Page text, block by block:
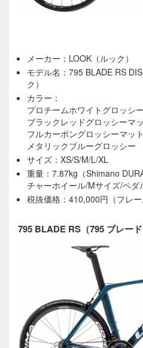
メーカー：LOOK（ルック）
モデル名：795 BLADE RS
ク）
カラー：
プロチームホワイトグロッシー
ブラックレッドグロッシーマ
フルカーボングロッシーマット
メタリックブルーグロッシー
サイズ：XS/S/M/L/XL
重量：7.87kg（Shimano
チャーホイール/Mサイズ/ペダ
税抜価格：410,000円（フレー
795 BLADE RS（795 ブレード